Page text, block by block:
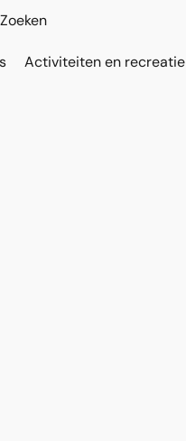
Activiteiten en recreatie